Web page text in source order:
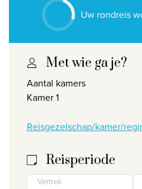
©
Uw rondreis
Met wie ga je?
Aantal kamers
Kamer 1
Reisgezelschap/kamer/
Reisperiode
Vertrek